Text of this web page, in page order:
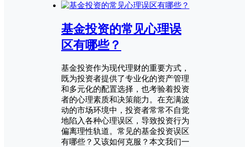
基金投资的常见心理误
区有哪些？
基金投资作为现代理财的重要方式，
既为投资者提供了专业化的资产管理
和多元化的配置选择，也考验着投资
者的心理素质和决策能力。在充满波
动的市场环境中，投资者常常不自觉
地陷入各种心理误区，导致投资行为
偏离理性轨道。常见的基金投资误区
有哪些？又该如何克服？本文我们一